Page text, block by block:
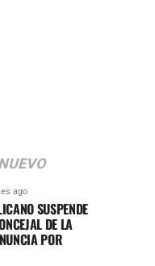
ago
SUSPENDE
DE LA
POR